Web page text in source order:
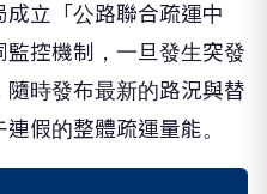
立「公路聯合疏運中
控機制，一旦發生突發
時發布最新的路況與替
假的整體疏運量能。